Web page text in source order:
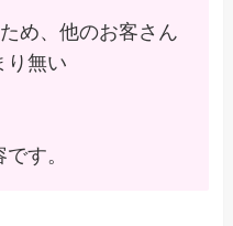
め、他のお客さん
り無い
す。